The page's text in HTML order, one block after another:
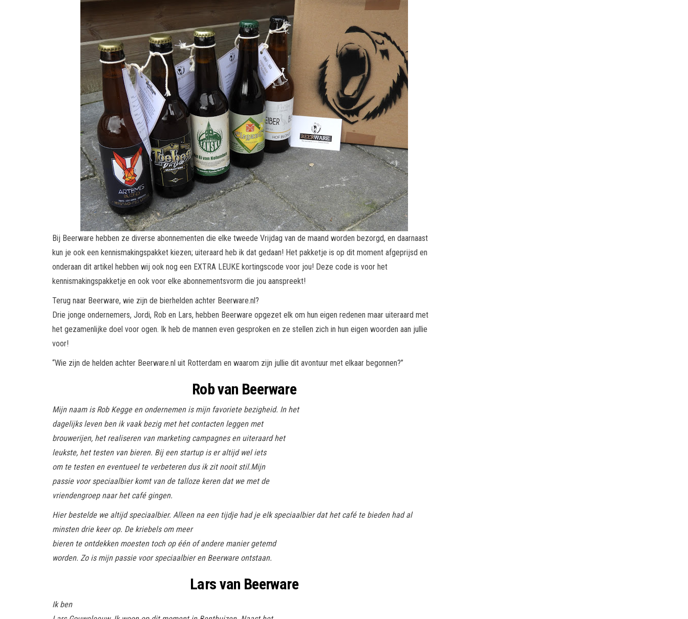
Bij Beerware hebben ze diverse abonnementen die elke tweede Vrijdag van de maand worden bezorgd, en daarnaast
kun je ook een kennismakingspakket kiezen; uiteraard heb ik dat gedaan! Het pakketje is op dit moment afgeprijsd en
onderaan dit artikel hebben wij ook nog een EXTRA LEUKE kortingscode voor jou! Deze code is voor het
kennismakingspakketje en ook voor elke abonnementsvorm die jou aanspreekt!
Terug naar Beerware, wie zijn de bierhelden achter Beerware.nl?
Drie jonge ondernemers, Jordi, Rob en Lars, hebben Beerware opgezet elk om hun eigen redenen maar uiteraard met
het gezamenlijke doel voor ogen. Ik heb de mannen even gesproken en ze stellen zich in hun eigen woorden aan jullie
voor!
“Wie zijn de helden achter Beerware.nl uit Rotterdam en waarom zijn jullie dit avontuur met elkaar begonnen?”
Robvan Beerware
Mijn naam is Rob Kegge en ondernemen is mijn favoriete bezigheid. In het
dagelijks leven ben ik vaak bezig met het contacten leggen met
brouwerijen, het realiseren van marketing campagnes en uiteraard het
leukste, het testen van bieren. Bij een startup is er altijd wel iets
om te testen en eventueel te verbeteren dus ik zit nooit stil.Mijn
passie voor speciaalbier komt van de talloze keren dat we met de
vriendengroep naar het café gingen.
Hier bestelde we altijd speciaalbier. Alleen na een tijdje had je elk speciaalbier dat het café te bieden had al
minsten drie keer op. De kriebels om meer
bieren te ontdekken moesten toch op één of andere manier getemd
worden. Zo is mijn passie voor speciaalbier en Beerware ontstaan.
Lars van Beerware
Ik ben